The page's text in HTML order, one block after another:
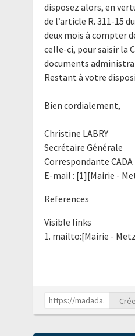
disposez alors, en
de l’article R. 311-15
deux mois à compter
celle-ci, pour saisir la
documents
Restant à votre
Bien cordialement,
Christine LABRY
Secrétaire Générale
Correspondante CADA
E-mail : [1][Mairie -
References
Visible links
1. mailto:[Mairie -